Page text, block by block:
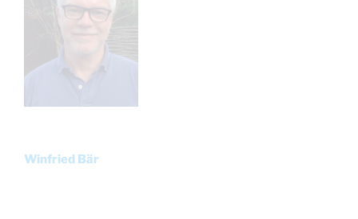
Winfried Bär